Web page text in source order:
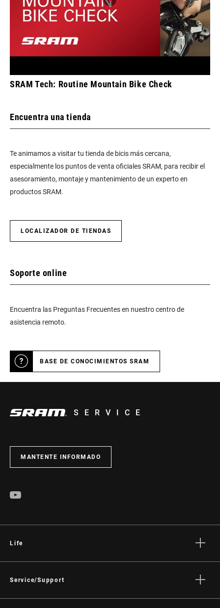
SRAM Tech: Routine Mountain Bike Check
Encuentra una tienda
Te animamos a visitar tu tienda de bicis más cercana,
especialmente los puntos de venta oficiales SRAM, para recibir el
asesoramiento, montaje y mantenimiento de un experto en
productos SRAM.
LOCALIZADOR DE TIENDAS
Soporte online
Encuentra las Preguntas Frecuentes en nuestro centro de
asistencia remoto.
BASE DE CONOCIMIENTOS SRAM
SERVICE
MANTENTE INFORMADO
Life
Cultura
Service/Support